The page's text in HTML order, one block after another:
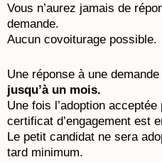
Vous n’aurez jamais de
demande.
Aucun covoiturage possible.
Une réponse à une
jusqu’à un mois.
Une fois l’adoption
certificat d’engagement est
Le petit candidat ne sera
tard minimum.